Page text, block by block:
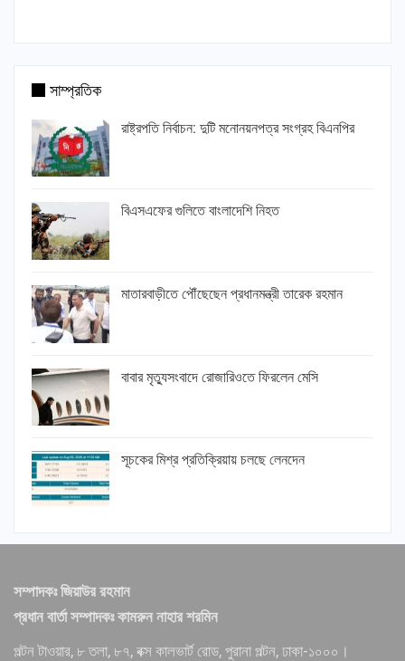
সাম্প্রতিক
রাষ্ট্রপতি নির্বাচন: দুটি মনোনয়নপত্র সংগ্রহ বিএনপির
বিএসএফের গুলিতে বাংলাদেশি নিহত
মাতারবাড়ীতে পৌঁছেছেন প্রধানমন্ত্রী তারেক রহমান
বাবার মৃত্যুসংবাদে রোজারিওতে ফিরলেন মেসি
সূচকের মিশ্র প্রতিক্রিয়ায় চলছে লেনদেন
সম্পাদকঃ জিয়াউর রহমান
প্রধান বার্তা সম্পাদকঃ কামরুন নাহার শরমিন
পল্টন টাওয়ার, ৮ তলা, ৮৭, বক্স কালভার্ট রোড, পুরানা পল্টন, ঢাকা-১০০০।